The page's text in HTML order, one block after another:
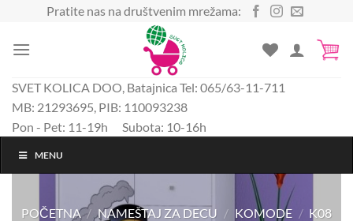
sadržaj
Pratite nas na društvenim mrežama:
SVET KOLICA DOO, Batajnica Tel: 065/63-11-711
MB: 21293695, PIB: 110093238
Pon - Pet: 11-19h Subota: 10-16h
MENU
POČETNA / NAMEŠTAJ ZA DECU / KOMODE / K08